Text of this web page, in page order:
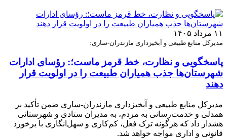
۱۱ مرداد ۱۴۰۵
مدیرکل منابع طبیعی و آبخیزداری مازندران-ساری:
پاسخگویی و نظارت، خط قرمز ماست؛: رؤسای ادارات
شهرستان‌ها جذب همیاران طبیعت را در اولویت قرار
دهند
مدیرکل منابع طبیعی و آبخیزداری مازندران-ساری ضمن تأکید بر
همدلی و خدمت‌رسانی به مردم، به مدیران ستادی و شهرستانی
هشدار داد که هرگونه ترک فعل، کم‌کاری و سهل‌انگاری با برخورد
قانونی و اداری مواجه خواهد شد.